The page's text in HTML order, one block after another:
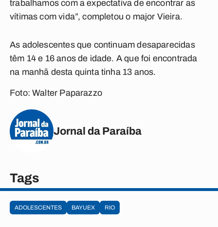
trabalhamos com a expectativa de encontrar as
vítimas com vida”, completou o major Vieira.
As adolescentes que continuam desaparecidas
têm 14 e 16 anos de idade. A que foi encontrada
na manhã desta quinta tinha 13 anos.
Foto: Walter Paparazzo
Jornal da Paraíba
Tags
ADOLESCENTES BAYUEX RIO